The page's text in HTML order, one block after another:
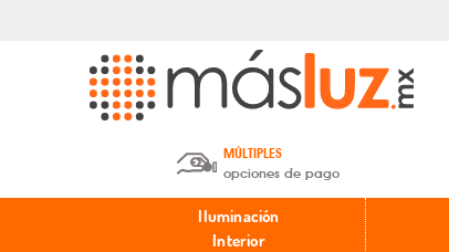
MÚLTIPLES
opciones de pago
Depósito en efectivo o Cheque y
Transferencia.
Iluminación
Interior